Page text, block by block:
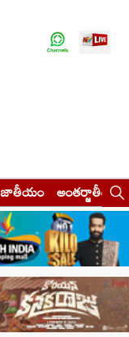
జాతీయం అంతర్జాతీయం